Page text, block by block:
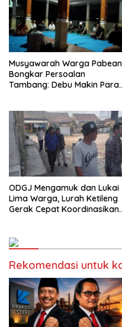
Musyawarah Warga Pabean
Bongkar Persoalan
Tambang: Debu Makin
ODGJ Mengamuk dan Lukai
Lima Warga, Lurah Ketileng
Gerak Cepat Koordinasikan
Rekomendasi untuk